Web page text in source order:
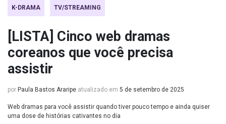
K-DRAMA TV/STREAMING
[LISTA] Cinco web dramas
coreanos que você precisa
assistir
por Paula Bastos Araripe atualizado em 5 de setembro de 2025
Web dramas para você assistir quando tiver pouco tempo e ainda quiser
uma dose de histórias cativantes no dia